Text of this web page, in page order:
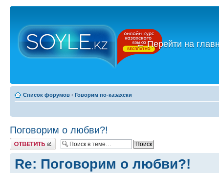
←Перейти на
Список форумов ‹ Говорим по-казахски
Поговорим о любви?!
Ответить
Re: Поговорим о любви?!